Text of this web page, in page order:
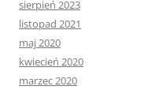
sierpień 2023
listopad 2021
maj 2020
kwiecień 2020
marzec 2020